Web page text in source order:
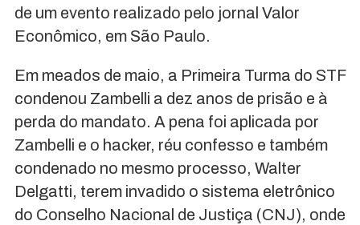
de um evento realizado pelo jornal Valor
Econômico, em São Paulo.
Em meados de maio, a Primeira Turma do STF
condenou Zambelli a dez anos de prisão e à
perda do mandato. A pena foi aplicada por
Zambelli e o hacker, réu confesso e também
condenado no mesmo processo, Walter
Delgatti, terem invadido o sistema eletrônico
do Conselho Nacional de Justiça (CNJ), onde